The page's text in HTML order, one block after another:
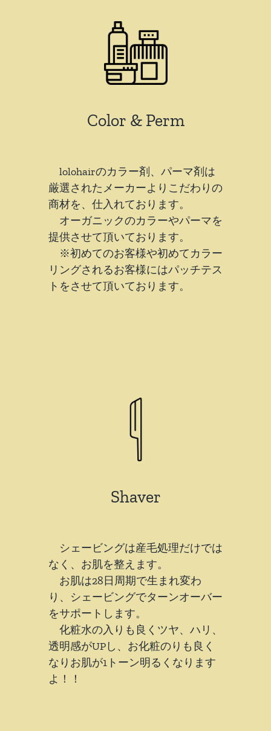
Color & Perm
lolohairのカラー剤、パーマ剤は
厳選されたメーカーよりこだわりの
商材を、仕入れております。
オーガニックのカラーやパーマを
提供させて頂いております。
※初めてのお客様や初めてカラー
リングされるお客様にはパッチテス
トをさせて頂いております。
Shaver
シェービングは産毛処理だけでは
なく、お肌を整えます。
お肌は28日周期で生まれ変わ
り、シェービングでターンオーバー
をサポートします。
化粧水の入りも良くツヤ、ハリ、
透明感がUPし、お化粧のりも良く
なりお肌が1トーン明るくなります
よ！！